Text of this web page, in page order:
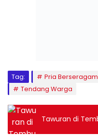
Tag:
Pria
Tendang Warga
Tawuran di